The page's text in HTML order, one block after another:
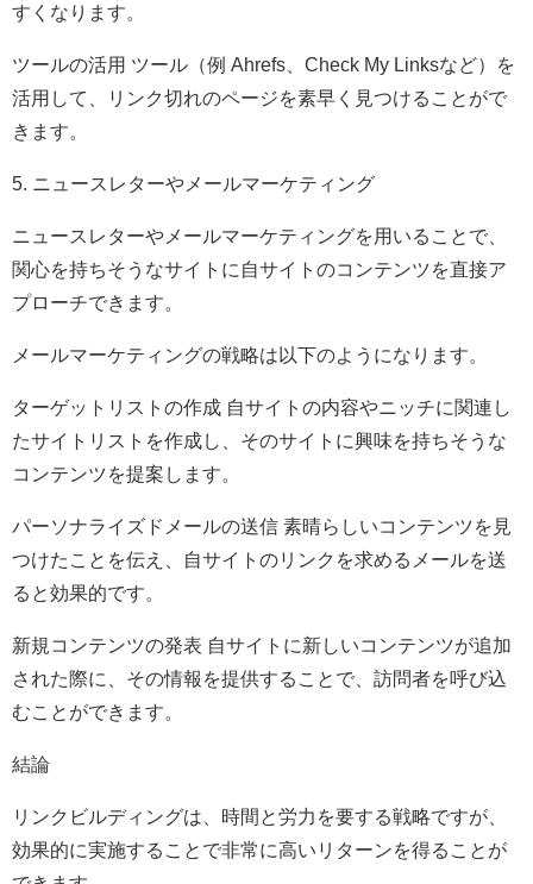
すくなります。
ツールの活用 ツール（例 Ahrefs、Check My Linksなど）を
活用して、リンク切れのページを素早く見つけることがで
きます。
5. ニュースレターやメールマーケティング
ニュースレターやメールマーケティングを用いることで、
関心を持ちそうなサイトに自サイトのコンテンツを直接ア
プローチできます。
メールマーケティングの戦略は以下のようになります。
ターゲットリストの作成 自サイトの内容やニッチに関連し
たサイトリストを作成し、そのサイトに興味を持ちそうな
コンテンツを提案します。
パーソナライズドメールの送信 素晴らしいコンテンツを見
つけたことを伝え、自サイトのリンクを求めるメールを送
ると効果的です。
新規コンテンツの発表 自サイトに新しいコンテンツが追加
された際に、その情報を提供することで、訪問者を呼び込
むことができます。
結論
リンクビルディングは、時間と労力を要する戦略ですが、
効果的に実施することで非常に高いリターンを得ることが